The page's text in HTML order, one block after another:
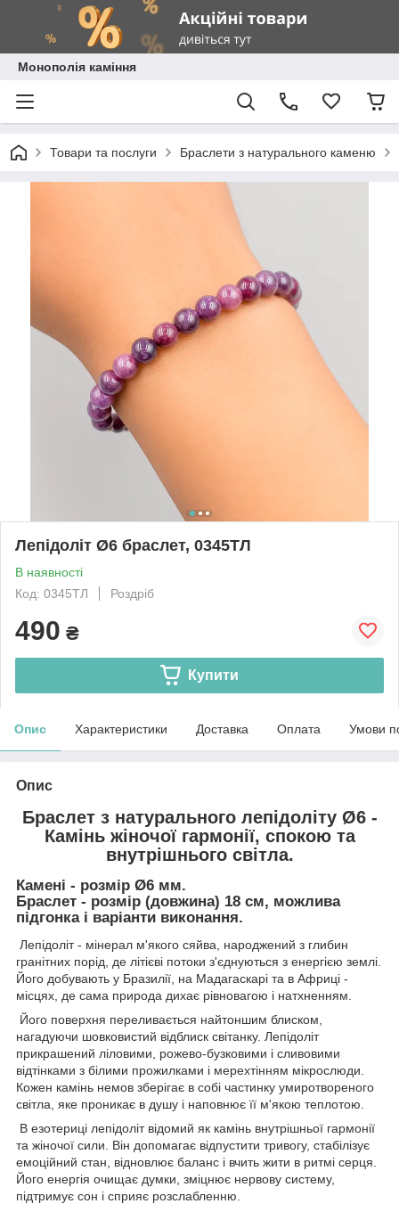
Монополія каміння
Товари та послуги Браслети з натурального каменю
Лепідоліт Ø6 браслет, 0345ТЛ
В наявності
Код: 0345ТЛ
Роздріб
490 ₴
Купити
Опис Характеристики Доставка Оплата Умови
Опис
Браслет з натурального лепідоліту Ø6 -
Камінь жіночої гармонії, спокою та
внутрішнього світла.
Камені - розмір Ø6 мм.
Браслет - розмір (довжина) 18 см, можлива
підгонка і варіанти виконання.
Лепідоліт - мінерал м'якого сяйва, народжений з глибин
гранітних порід, де літієві потоки з'єднуються з енергією землі.
Його добувають у Бразилії, на Мадагаскарі та в Африці -
місцях, де сама природа дихає рівновагою і натхненням.
Його поверхня переливається найтоншим блиском,
нагадуючи шовковистий відблиск світанку. Лепідоліт
прикрашений ліловими, рожево-бузковими і сливовими
відтінками з білими прожилками і мерехтінням мікрослюди.
Кожен камінь немов зберігає в собі частинку умиротвореного
світла, яке проникає в душу і наповнює її м'якою теплотою.
В езотериці лепідоліт відомий як камінь внутрішньої гармонії
та жіночої сили. Він допомагає відпустити тривогу, стабілізує
емоційний стан, відновлює баланс і вчить жити в ритмі серця.
Його енергія очищає думки, зміцнює нервову систему,
підтримує сон і сприяє розслабленню.